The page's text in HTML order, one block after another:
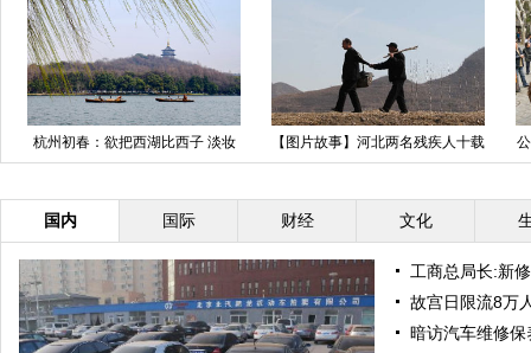
杭州初春：欲把西湖比西子 淡妆
浓抹总相宜
【图片故事】河北两名残疾人十载
植树上万棵
国内 国际 财经 文化
工商总局长:新
故宫日限流8万
暗访汽车维修